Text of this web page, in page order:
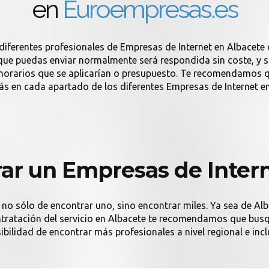
en Euroempresas.es
profesionales de Empresas de Internet en
puedas enviar normalmente será respondida sin coste, y
que se aplicarían o presupuesto. Te recomendamos
en cada apartado de los diferentes Empresas de Internet
un Empresas de
sólo de encontrar uno, sino encontrar miles. Ya sea de
del servicio en Albacete te recomendamos que
de encontrar más profesionales a nivel regional e